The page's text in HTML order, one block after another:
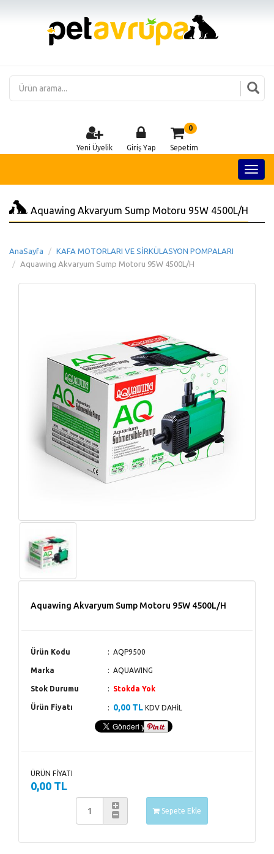
Yeni Üyelik Giriş Yap
0
Sepetim
Aquawing Akvaryum Sump Motoru 95W 4500L/H
AnaSayfa
KAFA MOTORLARI VE SİRKÜLASYON POMPALARI
Aquawing Akvaryum Sump Motoru 95W 4500L/H
Aquawing Akvaryum Sump Motoru 95W 4500L/H
Ürün Kodu AQP9500
Marka AQUAWING
Stok Durumu Stokda Yok
Ürün Fiyatı 0,00 TL KDV DAHİL
ÜRÜN FİYATI
0,00 TL
Sepete Ekle